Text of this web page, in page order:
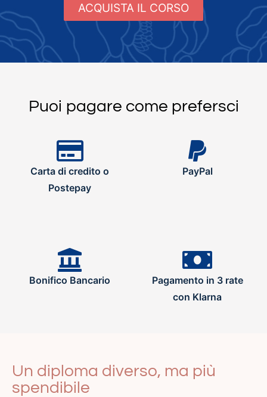
ACQUISTA IL CORSO
Puoi pagare come prefersci
Carta di credito o
Postepay
PayPal
Bonifico Bancario
Pagamento in 3 rate
con Klarna
Un diploma diverso, ma più
spendibile